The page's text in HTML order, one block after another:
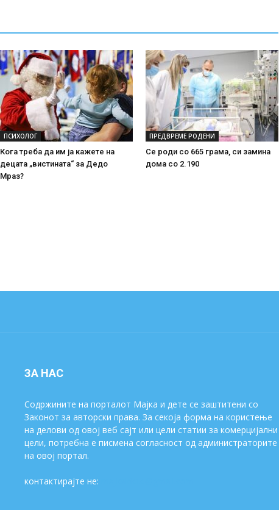
ПСИХОЛОГ
Кога треба да им ја кажете на
децата „вистината“ за Дедо
Мраз?
ПРЕДВРЕМЕ РОДЕНИ
Се роди со 665 грама, си замина
дома со 2.190
ЗА НАС
Содржините на порталот Мајка и дете се заштитени со
Законот за авторски права. За секоја форма на користење
на делови од овој веб сајт или цели статии за комерцијални
цели, потребна е писмена согласност од администраторите
на овој портал.
контактирајте не: